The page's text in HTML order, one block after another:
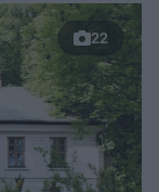
22